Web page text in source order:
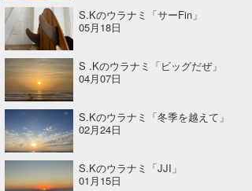
S.Kのウラナミ「サーFin」
05月18日
S .Kのウラナミ「ビッグだぜ」
04月07日
S.Kのウラナミ「冬季を越えて」
02月24日
S.Kのウラナミ「JJI」
01月15日